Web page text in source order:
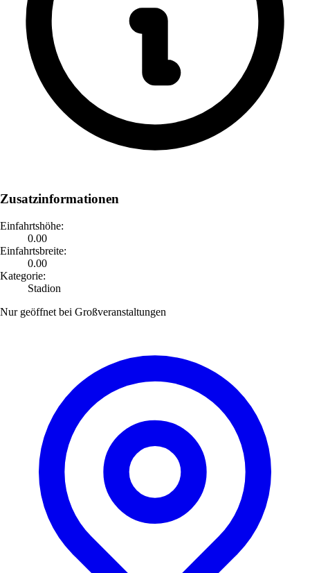
Zusatzinformationen
Einfahrtshöhe:
0.00
Einfahrtsbreite:
0.00
Kategorie:
Stadion
Nur geöffnet bei Großveranstaltungen